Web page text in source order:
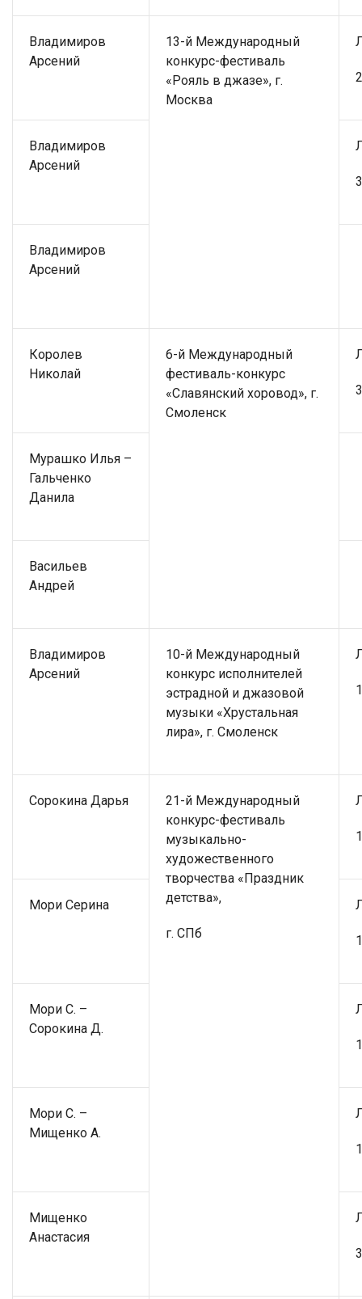
Владимиров
Арсений
13-й Международный
конкурс-фестиваль
«Рояль в джазе», г.
Москва
Владимиров
Арсений
Владимиров
Арсений
Королев
Николай
6-й Международный
фестиваль-конкурс
«Славянский хоровод», г.
Смоленск
Мурашко Илья –
Гальченко
Данила
Васильев
Андрей
Владимиров
Арсений
10-й Международный
конкурс исполнителей
эстрадной и джазовой
музыки «Хрустальная
лира», г. Смоленск
Сорокина Дарья
21-й Международный
конкурс-фестиваль
музыкально-
художественного
творчества «Праздник
детства»,
г. СПб
Мори Серина
Мори С. –
Сорокина Д.
Мори С. –
Мищенко А.
Мищенко
Анастасия